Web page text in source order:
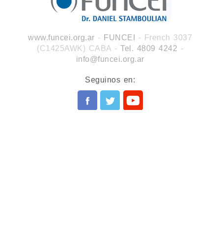
www.funcei.org.ar - FUNCEI
- French 3037
(C1425AWK) CABA - Tel. 4809 4242 -
info@funcei.org.ar
Seguinos en: